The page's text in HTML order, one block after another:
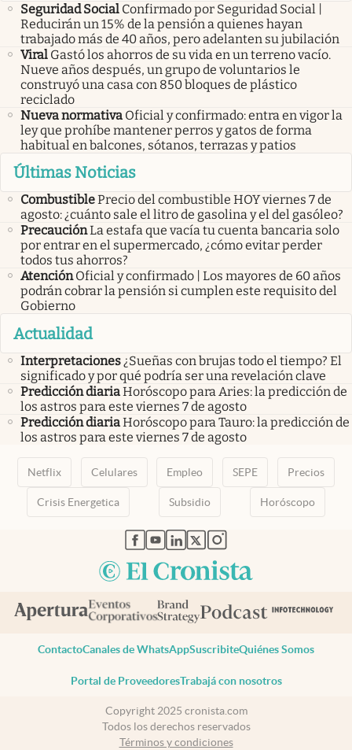
Seguridad Social Confirmado por Seguridad Social |
Reducirán un 15% de la pensión a quienes hayan
trabajado más de 40 años, pero adelanten su jubilación
Viral Gastó los ahorros de su vida en un terreno vacío.
Nueve años después, un grupo de voluntarios le
construyó una casa con 850 bloques de plástico
reciclado
Nueva normativa Oficial y confirmado: entra en vigor la
ley que prohíbe mantener perros y gatos de forma
habitual en balcones, sótanos, terrazas y patios
Últimas Noticias
CombustiblePrecio del combustible HOY viernes 7 de
agosto: ¿cuánto sale el litro de gasolina y el del gasóleo?
PrecauciónLa estafa que vacía tu cuenta bancaria solo
por entrar en el supermercado, ¿cómo evitar perder
todos tus ahorros?
Atención Oficial y confirmado | Los mayores de 60 años
podrán cobrar la pensión si cumplen este requisito del
Gobierno
Actualidad
Interpretaciones¿Sueñas con brujas todo el tiempo? El
significado y por qué podría ser una revelación clave
Predicción diariaHoróscopo para Aries: la predicción de
los astros para este viernes 7 de agosto
Predicción diariaHoróscopo para Tauro: la predicción de
los astros para este viernes 7 de agosto
Netflix Celulares Empleo SEPE Precios
Crisis Energetica Subsidio Horóscopo
abre en nueva pestaña
abre en nueva pestaña
abre en nueva pestaña
abre en nueva pestaña
abre en nueva pestaña
ContactoCanales de WhatsAppSuscribiteQuiénes Somos
Portal de ProveedoresTrabajá con nosotros
Copyright 2025 cronista.com
Todos los derechos reservados
Términos y condiciones